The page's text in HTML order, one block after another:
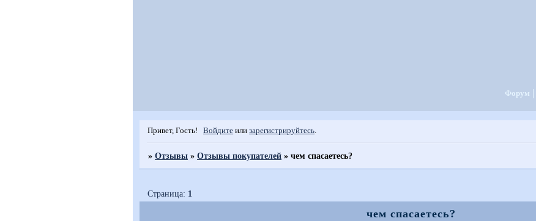
Форум
Привет, Гость! Войдите илизарегистрируйтесь.
»Отзывы »Отзывы покупателей »чем спасаетесь?
чем спасаетесь?
Страница: 1